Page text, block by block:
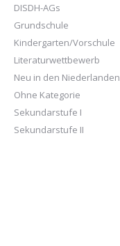
DISDH-AGs
Grundschule
Kindergarten/Vorschule
Literaturwettbewerb
Neu in den Niederlanden
Ohne Kategorie
Sekundarstufe I
Sekundarstufe II